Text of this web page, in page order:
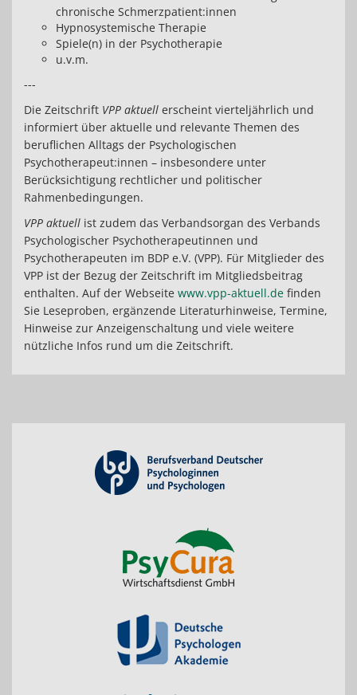
chronische Schmerzpatient:innen
Hypnosystemische Therapie
Spiele(n) in der Psychotherapie
u.v.m.
---
Die Zeitschrift VPP aktuell erscheint vierteljährlich und
informiert über aktuelle und relevante Themen des
beruflichen Alltags der Psychologischen
Psychotherapeut:innen – insbesondere unter
Berücksichtigung rechtlicher und politischer
Rahmenbedingungen.
VPP aktuell ist zudem das Verbandsorgan des Verbands
Psychologischer Psychotherapeutinnen und
Psychotherapeuten im BDP e.V. (VPP). Für Mitglieder des
VPP ist der Bezug der Zeitschrift im Mitgliedsbeitrag
enthalten. Auf der Webseite www.vpp-aktuell.de finden
Sie Leseproben, ergänzende Literaturhinweise, Termine,
Hinweise zur Anzeigenschaltung und viele weitere
nützliche Infos rund um die Zeitschrift.